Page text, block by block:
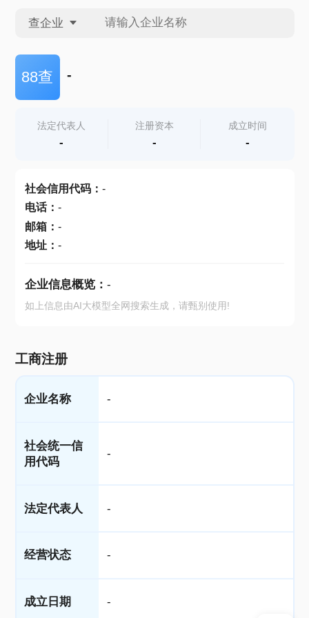
查企业
查企业
查产地
88查 -
法定代表人
-
注册资本
-
成立时间
-
社会信用代码： -
电话： -
邮箱： -
地址： -
企业信息概览： -
如上信息由AI大模型全网搜索生成，请甄别使用!
工商注册
企业名称 -
社会统一信
用代码
-
法定代表人 -
经营状态 -
成立日期 -